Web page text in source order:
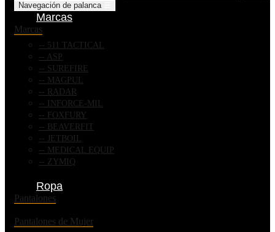
Navegación de palanca
Marcas
Marcas
511 TACTICAL
ASP
SUREFIRE
MAGPUL
RADAR
INFORCE-MIL
FOXFURY
BEAVERFIT
JETBOIL
MEDICAL EQUIP
ZYMIQ
Ropa
Pantalones
Pantalones de Mujer